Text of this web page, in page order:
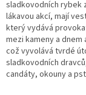
sladkovodních rybek
lákavou akcí, mají
který vydává
mezi kameny a
což vyvolává tvrdé
sladkovodních
candáty, okouny a